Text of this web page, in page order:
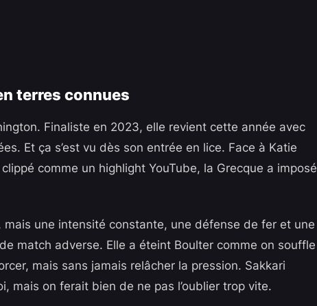
terres connues
Finaliste en 2023, elle revient cette année avec
Et ça s’est vu dès son entrée en lice. Face à Katie
comme un highlight YouTube, la Grecque a imposé
une intensité constante, une défense de fer et une
match adverse. Elle a éteint Boulter comme on souffle
mais sans jamais relâcher la pression. Sakkari
mais on ferait bien de ne pas l’oublier trop vite.